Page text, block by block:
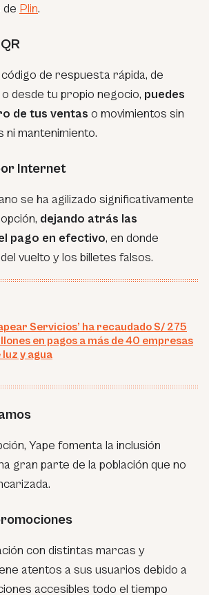
Plin.
de respuesta rápida, de
o desde tu propio negocio, puedes
de tus ventas o movimientos sin
ni mantenimiento.
Internet
se ha agilizado significativamente
dejando atrás las
pago en efectivo, en donde
vuelto y los billetes falsos.
Servicios’ ha recaudado S/ 275
en pagos a más de 40 empresas
luz y agua
Yape fomenta la inclusión
gran parte de la población que no
con distintas marcas y
atentos a sus usuarios debido a
accesibles todo el tiempo